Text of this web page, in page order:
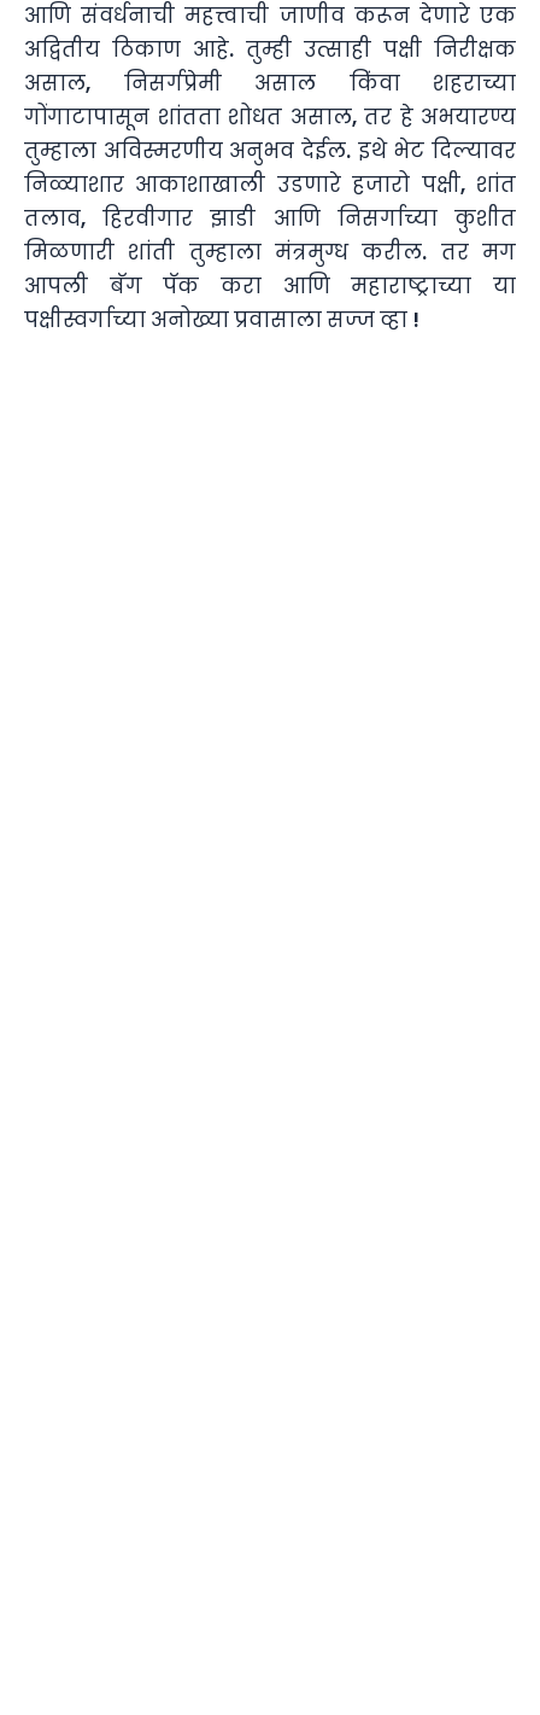
आणि संवर्धनाची महत्त्वाची जाणीव करून देणारे एक
अद्वितीय ठिकाण आहे. तुम्ही उत्साही पक्षी निरीक्षक
असाल, निसर्गप्रेमी असाल किंवा शहराच्या
गोंगाटापासून शांतता शोधत असाल, तर हे अभयारण्य
तुम्हाला अविस्मरणीय अनुभव देईल. इथे भेट दिल्यावर
निळ्याशार आकाशाखाली उडणारे हजारो पक्षी, शांत
तलाव, हिरवीगार झाडी आणि निसर्गाच्या कुशीत
मिळणारी शांती तुम्हाला मंत्रमुग्ध करील. तर मग
आपली बॅग पॅक करा आणि महाराष्ट्राच्या या
पक्षीस्वर्गाच्या अनोख्या प्रवासाला सज्ज व्हा !